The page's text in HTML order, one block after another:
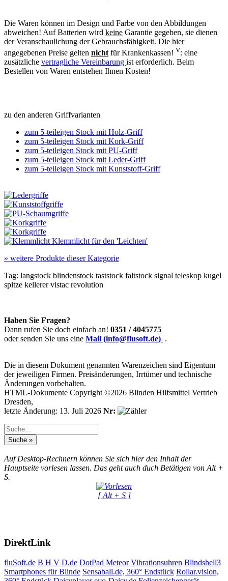
Die Waren können im Design und Farbe von den Abbildungen
abweichen! Auf Batterien wird keine Garantie gegeben, sie dienen
der Veranschaulichung der Gebrauchsfähigkeit. Die hier
angegebenen Preise gelten nicht für Krankenkassen! V: eine
zusätzliche vertragliche Vereinbarung ist erforderlich. Beim
Bestellen von Waren entstehen Ihnen Kosten!
zu den anderen Griffvarianten
zum 5-teileigen Stock mit Holz-Griff
zum 5-teileigen Stock mit Kork-Griff
zum 5-teileigen Stock mit PU-Griff
zum 5-teileigen Stock mit Leder-Griff
zum 5-teileigen Stock mit Kunststoff-Griff
Klemmlicht für den 'Leichten'
» weitere Produkte dieser Kategorie
Tag: langstock blindenstock taststock faltstock signal teleskop kugel
spitze kellerervistac revolution
Haben Sie Fragen?
Dann rufen Sie doch einfach an! 0351 / 4045775
oder senden Sie uns eine Mail (info@flusoft.de) .
Die in diesem Dokument genannten Warenzeichen sind Eigentum
der jeweiligen Firmen. Preisänderungen, Irrtümer und technische
Änderungen vorbehalten.
HTML-Dokumente Copyright ©2026 Blinden Hilfsmittel Vertrieb
Dresden,
letzte Änderung: 13. Juli 2026 Nr:
Auf Desktop-Rechnern können Sie sich hier den Inhalt der
Hauptseite vorlesen lassen. Das geht auch duch Betätigen von Alt +
S.
[ Alt + S ]
DirektLink
fluSoft.de B H V D.de DotPad Meteor Vibrationsuhren Blindshell3
Smartphones für Blinde Sensaball.de, 360° Endstück Rollar.vision,